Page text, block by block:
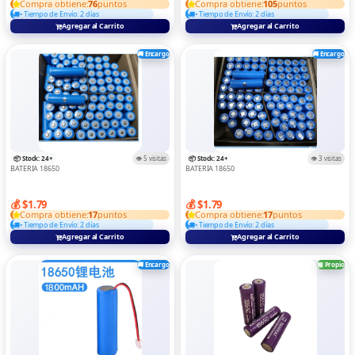
CONTROS
DIGITA ELECTRONICAS
DRON
ELECTRODOMESTICOS
GAME
LAPTOPS
MEMORIA Y LECTOR
Routers Y Switch
SOPORTE DE TABLE/LAPTOP
Compra obtiene:76puntos
• Tiempo de Envío: 2 días
Agregar al Carrito
Compra obtiene:105puntos
• Tiempo de Envío: 2 días
Agregar al Carrito
🚚 Encargo
📦 Stock: 24+ 👁️ 5 visitas
BATERIA 18650
💰 $1.79
Compra obtiene:17puntos
• Tiempo de Envío: 2 días
Agregar al Carrito
🚚 Encargo
📦 Stock: 24+ 👁️ 3 visitas
BATERIA 18650
💰 $1.79
Compra obtiene:17puntos
• Tiempo de Envío: 2 días
Agregar al Carrito
🚚 Encargo 🏪 Propio